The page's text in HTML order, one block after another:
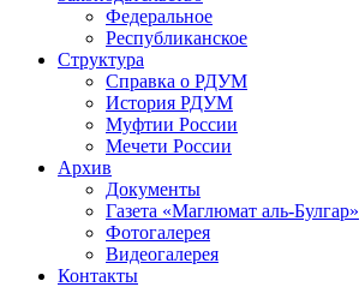
Федеральное
Республиканское
Структура
Справка о РДУМ
История РДУМ
Муфтии России
Мечети России
Архив
Документы
Газета «Маглюмат аль-Булгар»
Фотогалерея
Видеогалерея
Контакты